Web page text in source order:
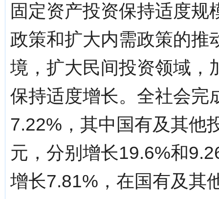
固定资产投资保持适度
政策和扩大内需政策的推
境，扩大民间投资领域，
保持适度增长。全社会完
7.22%，其中国有及其他
元，分别增长19.6%和
增长7.81%，在国有及其